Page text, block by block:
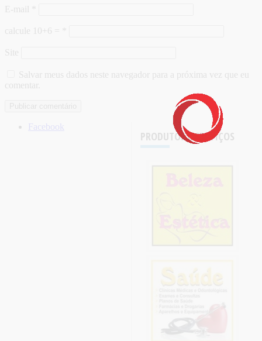
E-mail
calcule 10+6 =
Site
Salvar meus dados neste navegador para a próxima vez que eu
comentar.
PRODUTOS E SERVIÇOS
Facebook